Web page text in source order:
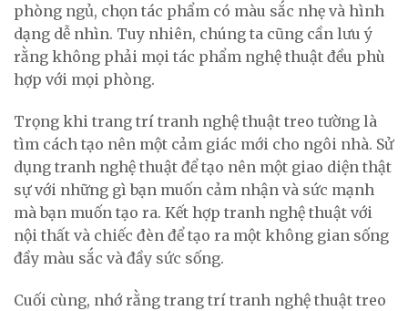
phòng ngủ, chọn tác phẩm có màu sắc nhẹ và hình
dạng dễ nhìn. Tuy nhiên, chúng ta cũng cần lưu ý
rằng không phải mọi tác phẩm nghệ thuật đều phù
hợp với mọi phòng.
Trọng khi trang trí tranh nghệ thuật treo tường là
tìm cách tạo nên một cảm giác mới cho ngôi nhà. Sử
dụng tranh nghệ thuật để tạo nên một giao diện thật
sự với những gì bạn muốn cảm nhận và sức mạnh
mà bạn muốn tạo ra. Kết hợp tranh nghệ thuật với
nội thất và chiếc đèn để tạo ra một không gian sống
đầy màu sắc và đầy sức sống.
Cuối cùng, nhớ rằng trang trí tranh nghệ thuật treo